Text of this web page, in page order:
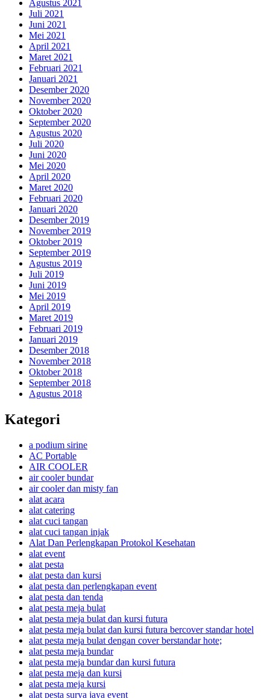
Agustus 2021
Juli 2021
Juni 2021
Mei 2021
April 2021
Maret 2021
Februari 2021
Januari 2021
Desember 2020
November 2020
Oktober 2020
September 2020
Agustus 2020
Juli 2020
Juni 2020
Mei 2020
April 2020
Maret 2020
Februari 2020
Januari 2020
Desember 2019
November 2019
Oktober 2019
September 2019
Agustus 2019
Juli 2019
Juni 2019
Mei 2019
April 2019
Maret 2019
Februari 2019
Januari 2019
Desember 2018
November 2018
Oktober 2018
September 2018
Agustus 2018
Kategori
a podium sirine
AC Portable
AIR COOLER
air cooler bundar
air cooler dan misty fan
alat acara
alat catering
alat cuci tangan
alat cuci tangan injak
Alat Dan Perlengkapan Protokol Kesehatan
alat event
alat pesta
alat pesta dan kursi
alat pesta dan perlengkapan event
alat pesta dan tenda
alat pesta meja bulat
alat pesta meja bulat dan kursi futura
alat pesta meja bulat dan kursi futura bercover standar hotel
alat pesta meja bulat dengan cover berstandar hote;
alat pesta meja bundar
alat pesta meja bundar dan kursi futura
alat pesta meja dan kursi
alat pesta meja kursi
alat pesta surya jaya event